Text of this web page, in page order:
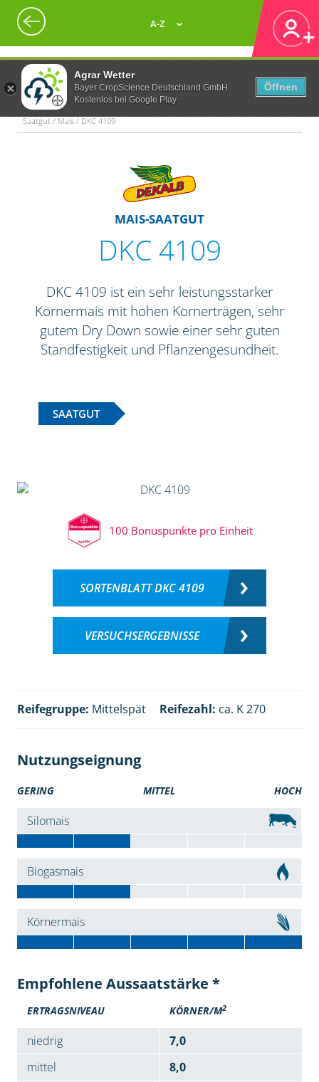
Agrar Wetter
Bayer CropScience Deutschland GmbH
Kostenlos bei Google Play
Öffnen
A-Z
Saatgut / Mais / DKC 4109
MAIS-SAATGUT
DKC 4109
DKC 4109 ist ein sehr leistungsstarker
Körnermais mit hohen Kornerträgen, sehr
gutem Dry Down sowie einer sehr guten
Standfestigkeit und Pflanzengesundheit.
SAATGUT
100 Bonuspunkte pro Einheit
SORTENBLATT DKC 4109
VERSUCHSERGEBNISSE
Reifegruppe: Mittelspät Reifezahl: ca. K 270
Nutzungseignung
GERING MITTEL HOCH
Silomais
Biogasmais
Körnermais
Empfohlene Aussaatstärke *
ERTRAGSNIVEAU KÖRNER/M2
niedrig
7,0
mittel
8,0